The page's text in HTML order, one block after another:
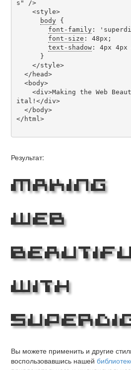
s" />
body {
font-family:
font-size : 48px;
text-shadow: 4px 4px
ital!</div>
</html>
Результат:
Making
Web
with
Вы можете применить и другие
воспользовавшись нашей